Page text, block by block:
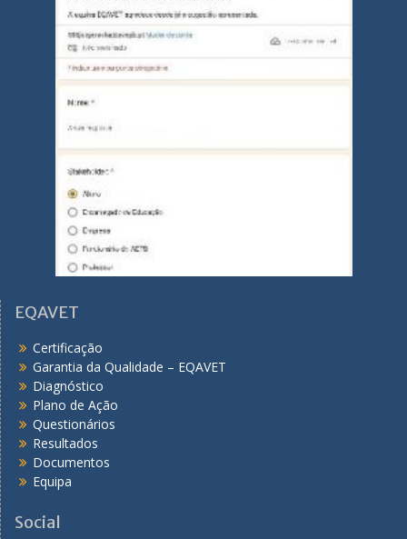
EQAVET
Certificação
Garantia da Qualidade – EQAVET
Diagnóstico
Plano de Ação
Questionários
Resultados
Documentos
Equipa
Social